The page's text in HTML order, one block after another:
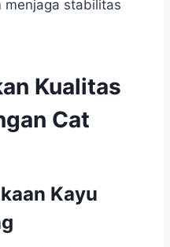
menjaga stabilitas
Kualitas
Cat
Kayu